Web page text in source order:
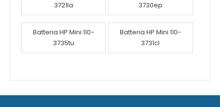
3721la
3730ep
Batteria HP Mini 110-
3735tu
Batteria HP Mini 110-
3731cl